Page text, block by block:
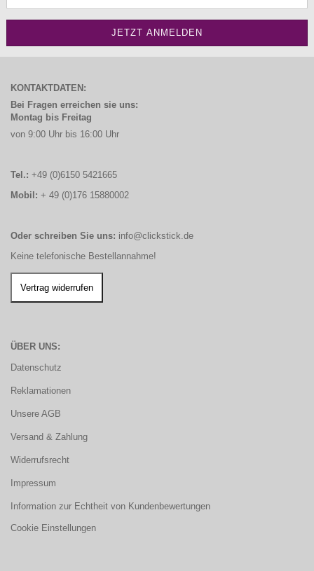
KONTAKTDATEN:
Bei Fragen erreichen sie uns:
Montag bis Freitag
von 9:00 Uhr bis 16:00 Uhr
Tel.: +49 (0)6150 5421665
Mobil: + 49 (0)176 15880002
Oder schreiben Sie uns: info@clickstick.de
Keine telefonische Bestellannahme!
ÜBER UNS:
Datenschutz
Reklamationen
Unsere AGB
Versand & Zahlung
Widerrufsrecht
Impressum
Information zur Echtheit von Kundenbewertungen
Cookie Einstellungen